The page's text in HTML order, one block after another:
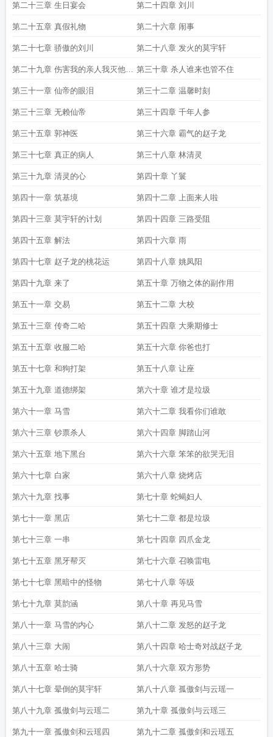
第二十三章 生日宴会 第二十四章 刘川
第二十五章 真假礼物 第二十六章 闹事
第二十七章 骄傲的刘川 第二十八章 发火的莫宇轩
第二十九章 伤害我的亲人我灭他一
家
第三十章 杀人谁来也管不住
第三十一章 仙帝的眼泪 第三十二章 温馨时刻
第三十三章 无赖仙帝 第三十四章 千年人参
第三十五章 郭神医 第三十六章 霸气的赵子龙
第三十七章 真正的病人 第三十八章 林清灵
第三十九章 清灵的心 第四十章 丫鬟
第四十一章 筑基境 第四十二章 上面来人啦
第四十三章 莫宇轩的计划 第四十四章 三路受阻
第四十五章 解法 第四十六章 雨
第四十七章 赵子龙的桃花运 第四十八章 姚凤阳
第四十九章 来了 第五十章 万物之体的副作用
第五十一章 交易 第五十二章 大校
第五十三章 传奇二哈 第五十四章 大乘期修士
第五十五章 收服二哈 第五十六章 你爸也打
第五十七章 和狗打架 第五十八章 让座
第五十九章 道德绑架 第六十章 谁才是垃圾
第六十一章 马雪 第六十二章 我看你们谁敢
第六十三章 钞票杀人 第六十四章 脚踏山河
第六十五章 地下黑台 第六十六章 笨笨的欲哭无泪
第六十七章 白家 第六十八章 烧烤店
第六十九章 找事 第七十章 蛇蝎妇人
第七十一章 黑店 第七十二章 都是垃圾
第七十三章 一串 第七十四章 四爪金龙
第七十五章 黑牙帮灭 第七十六章 召唤雷电
第七十七章 黑暗中的怪物 第七十八章 等级
第七十九章 莫韵涵 第八十章 再见马雪
第八十一章 马雪的内心 第八十二章 发怒的赵子龙
第八十三章 大闹 第八十四章 哈士奇对战赵子龙
第八十五章 哈士骑 第八十六章 双方形势
第八十七章 晕倒的莫宇轩 第八十八章 孤傲剑与云瑶一
第八十九章 孤傲剑与云瑶二 第九十章 孤傲剑与云瑶三
第九十一章 孤傲剑和云瑶四 第九十二章 孤傲剑和云瑶五